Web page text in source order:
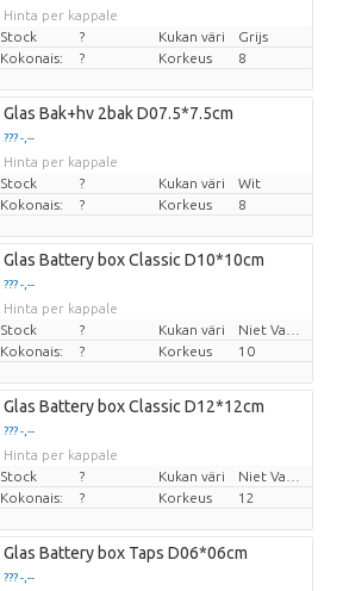
Hinta per kappale
Stock
? Kukan väri
Grijs
Kokonais:
? Korkeus 8
Glas Bak+hv 2bak D07.5*7.5cm
??? -,--
Hinta per kappale
Stock
? Kukan väri
Wit
Kokonais:
? Korkeus 8
Glas Battery box Classic D10*10cm
??? -,--
Hinta per kappale
Stock
? Kukan väri
Kokonais:
? Korkeus 10
Glas Battery box Classic D12*12cm
??? -,--
Hinta per kappale
Stock
? Kukan väri
Kokonais:
? Korkeus 12
Glas Battery box Taps D06*06cm
??? -,--